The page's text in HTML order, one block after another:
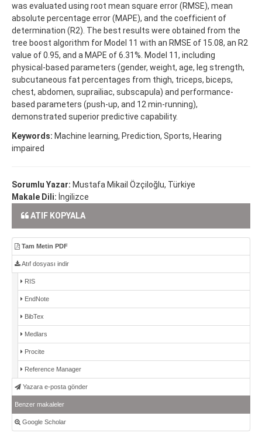
was evaluated using root mean square error (RMSE), mean
absolute percentage error (MAPE), and the coefficient of
determination (R2). The best results were obtained from the
tree boost algorithm for Model 11 with an RMSE of 15.08, an R2
value of 0.95, and a MAPE of 6.31%. Model 11, including
physical-based parameters (gender, weight, age, leg strength,
subcutaneous fat percentages from thigh, triceps, biceps,
chest, abdomen, suprailiac, subscapula) and performance-
based parameters (push-up, and 12 min-running),
demonstrated superior predictive capability.
Keywords: Machine learning, Prediction, Sports, Hearing
impaired
Sorumlu Yazar: Mustafa Mikail Özçiloğlu, Türkiye
Makale Dili: İngilizce
ATIF KOPYALA
Tam Metin PDF
Atıf dosyası indir
RIS
EndNote
BibTex
Medlars
Procite
Reference Manager
Yazara e-posta gönder
Benzer makaleler
Google Scholar